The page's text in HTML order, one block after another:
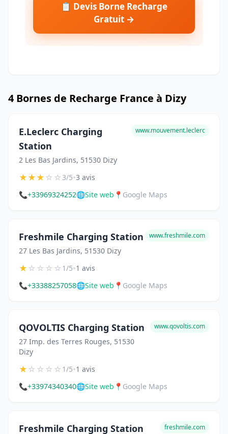
📋 Devis Borne Recharge
Gratuit →
4 Bornes de Recharge France à Dizy
E.Leclerc Charging
Station
2 Les Bas Jardins, 51530 Dizy
www.mouvement.leclerc
★★★☆☆3/5•3 avis
📞+33969324252🌐Site web 📍 Google Maps
Freshmile Charging Station
27 Les Bas Jardins, 51530 Dizy
www.freshmile.com
★☆☆☆☆1/5•1 avis
📞+33388257058🌐Site web 📍 Google Maps
QOVOLTIS Charging Station
27 Imp. des Terres Rouges, 51530
Dizy
www.qovoltis.com
★☆☆☆☆1/5•1 avis
📞+33974340340🌐Site web 📍 Google Maps
Freshmile Charging Station freshmile.com